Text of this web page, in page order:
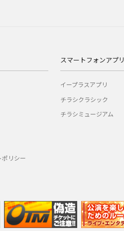
リシー
スマートフォンアプリ
イープラスアプリ
チラシクラシック
チラシミュージアム